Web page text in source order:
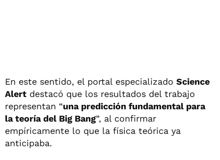
En este sentido, el portal especializado Science
Alert destacó que los resultados del trabajo
representan “una predicción fundamental para
la teoría del Big Bang”, al confirmar
empíricamente lo que la física teórica ya
anticipaba.